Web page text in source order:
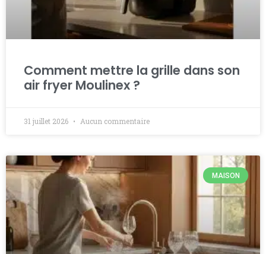
Comment mettre la grille dans son
air fryer Moulinex ?
31 juillet 2026 Aucun commentaire
MAISON